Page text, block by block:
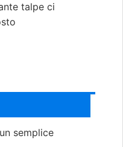
talpe ci
semplice